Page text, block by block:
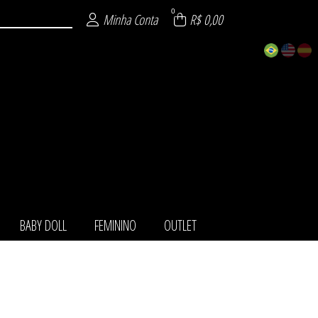
Minha Conta 0 R$ 0,00
BABY DOLL FEMININO OUTLET